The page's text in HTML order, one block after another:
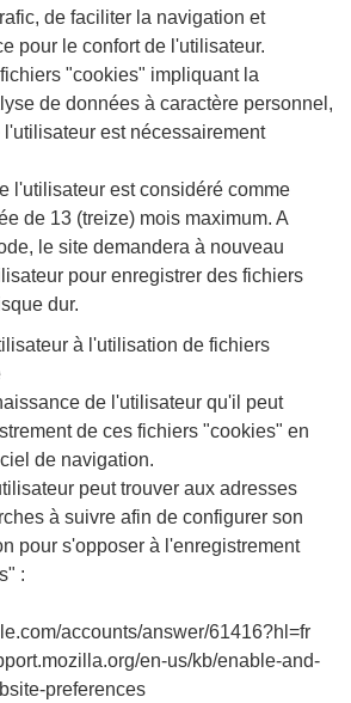
de faciliter la navigation et
pour le confort de l'utilisateur.
"cookies" impliquant la
de données à caractère personnel,
l'utilisateur est nécessairement
l'utilisateur est considéré comme
de 13 (treize) mois maximum. A
le site demandera à nouveau
pour enregistrer des fichiers
dur.
à l'utilisation de fichiers
de l'utilisateur qu'il peut
de ces fichiers "cookies" en
de navigation.
peut trouver aux adresses
à suivre afin de configurer son
pour s'opposer à l'enregistrement
:
accounts/answer/61416?hl=fr
en-us/kb/enable-and-
preferences